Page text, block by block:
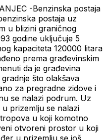
-Benzinska postaja
postaja uz
u blizini graničnog
godine uključuje 5
kapaciteta 120000 litara
prema građevinskim
da je građevina
što olakšava
za pregradne zidove i
se nalazi podrum. Uz
prizemlju se nalazi
u koji komotno
otvoreni prostor u koji